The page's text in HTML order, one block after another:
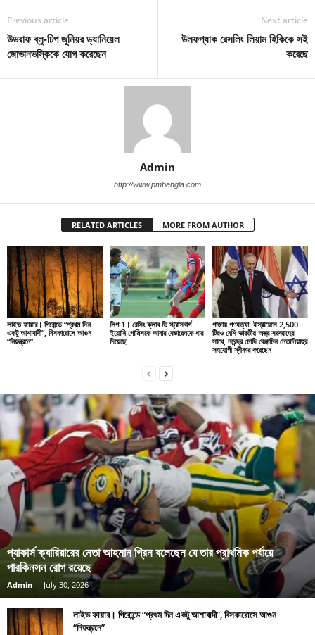
Previous article
উডরাফ ব্লু-চিপ জুনিয়র ড্যানিয়েল
জোভানভস্কিকে যোগ করেছেন
Next article
উলফপ্যাক রেসলিং লিয়াম হিকিকে সই
করেছে
Admin
http://www.pmbangla.com
RELATED ARTICLES MORE FROM AUTHOR
লাইভ ফায়ার। গিরোন্ডে “প্রথম দিন
একটু আশাবাদী”, বিসকারোসে আগুন
“নিয়ন্ত্রনে”
লিগ 1। রেসিং ক্লাব ডি স্ট্রাসবার্গ
ইয়োনি গোমিসকে আবার বেভারেনকে ধার
দিয়েছে
গাজায় গণহত্যা: ইস্রায়েলে 2,500
টিরও বেশি ভারতীয় অস্ত্র সরবরাহের
সাথে, নরেন্দ্র মোদি বেঞ্জামিন নেতানিয়াহুর
সহযোগী স্বীকার করেছেন
প্যাকার্স ক্যারিয়ারের নেতা আহমান গ্রিন বলেছেন যে তার প্রাথমিক পর্যায়ে
পারকিনসন রোগ রয়েছে
Admin - July 30, 2026
লাইভ ফায়ার। গিরোন্ডে “প্রথম দিন একটু আশাবাদী”, বিসকারোসে আগুন
“নিয়ন্ত্রনে”